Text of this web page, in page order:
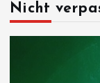
Nicht